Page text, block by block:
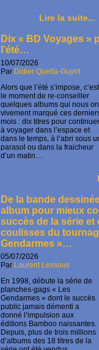
Lire la suite...
Dix « BD Voyages »
l’été…
10/07/2026
Par Didier Quella-Guyot
Alors que l’été s’impose, c’est
le moment de re-conseiller
quelques albums qui nous
vivement marqué ces
mois : dix titres pour continuer
à voyager dans l’espace et
dans le temps, à l’abri sous
parasol ou dans la fraicheur
d’un matin…
De la bande
album pour mieux
succès de la série et
coulisses du
Gendarmes »…
05/07/2026
Par Laurent Lessous
En 1998, débute la série de
planches-gags « Les
Gendarmes » dont le succès
public jamais démenti a
donné l’impulsion aux
éditions Bamboo naissantes.
Depuis, plus de trois millions
d’albums des 18 titres de la